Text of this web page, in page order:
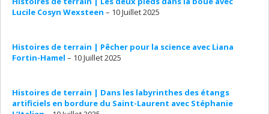
Lucile Cosyn Wexsteen – 10 Juillet 2025
Histoires de terrain | Pêcher pour la science avec Liana
Fortin-Hamel – 10 Juillet 2025
Histoires de terrain | Dans les labyrinthes des étangs
artificiels en bordure du Saint-Laurent avec Stéphanie